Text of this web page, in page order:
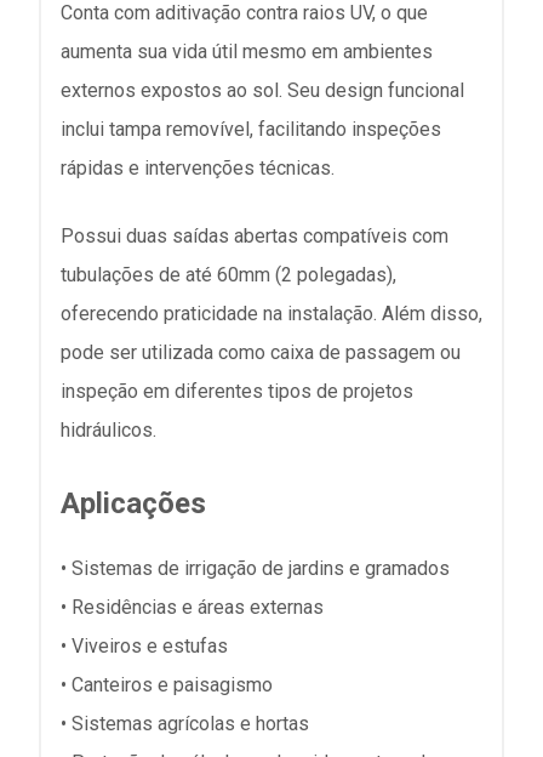
Conta com aditivação contra raios UV, o que
aumenta sua vida útil mesmo em ambientes
externos expostos ao sol. Seu design funcional
inclui tampa removível, facilitando inspeções
rápidas e intervenções técnicas.
Possui duas saídas abertas compatíveis com
tubulações de até 60mm (2 polegadas),
oferecendo praticidade na instalação. Além disso,
pode ser utilizada como caixa de passagem ou
inspeção em diferentes tipos de projetos
hidráulicos.
Aplicações
• Sistemas de irrigação de jardins e gramados
• Residências e áreas externas
• Viveiros e estufas
• Canteiros e paisagismo
• Sistemas agrícolas e hortas